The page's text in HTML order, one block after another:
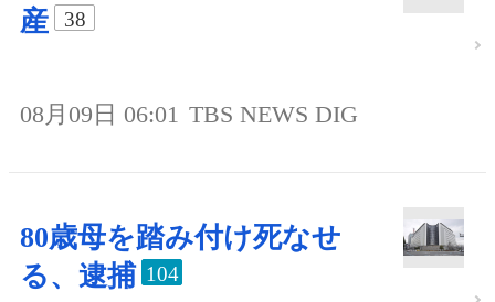
産
38
08月09日 06:01 TBS NEWS DIG
80歳母を踏み付け死なせ
る、逮捕 104